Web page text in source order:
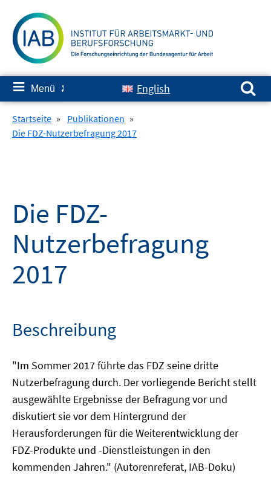
zum
Inhalt
≡ Menü ✘ English
Suchen nach:
Startseite » Publikationen »
Die FDZ-Nutzerbefragung 2017
Die FDZ-
Nutzerbefragung
2017
Beschreibung
"Im Sommer 2017 führte das FDZ seine dritte
Nutzerbefragung durch. Der vorliegende Bericht stellt
ausgewählte Ergebnisse der Befragung vor und
diskutiert sie vor dem Hintergrund der
Herausforderungen für die Weiterentwicklung der
FDZ-Produkte und -Dienstleistungen in den
kommenden Jahren." (Autorenreferat, IAB-Doku)